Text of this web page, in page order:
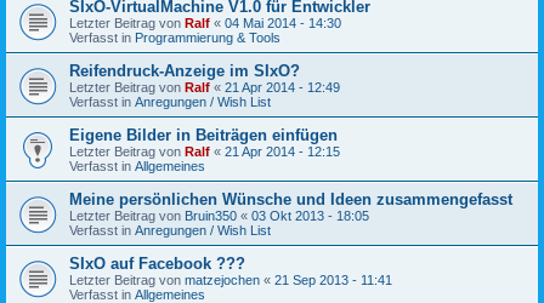
SIxO-VirtualMachine V1.0 für Entwickler
Letzter Beitrag von Ralf « 04 Mai 2014 - 14:30
Verfasst in Programmierung & Tools
Reifendruck-Anzeige im SIxO?
Letzter Beitrag von Ralf « 21 Apr 2014 - 12:49
Verfasst in Anregungen / Wish List
Eigene Bilder in Beiträgen einfügen
Letzter Beitrag von Ralf « 21 Apr 2014 - 12:15
Verfasst in Allgemeines
Meine persönlichen Wünsche und Ideen zusammengefasst
Letzter Beitrag von Bruin350 « 03 Okt 2013 - 18:05
Verfasst in Anregungen / Wish List
SIxO auf Facebook ???
Letzter Beitrag von matzejochen « 21 Sep 2013 - 11:41
Verfasst in Allgemeines